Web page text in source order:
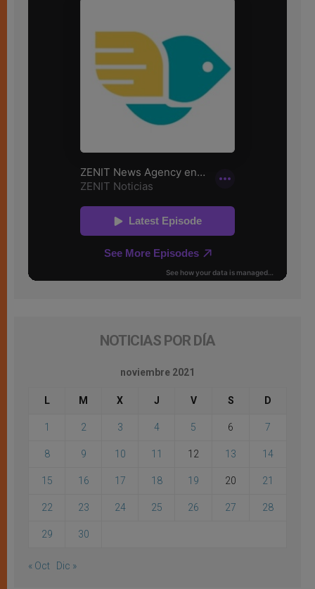
NOTICIAS POR DÍA
noviembre 2021
L M X J V S D
1 2 3 4 5 6 7
8 9 10 11 12 13 14
15 16 17 18 19 20 21
22 23 24 25 26 27 28
29 30
« Oct Dic »